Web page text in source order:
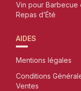
Vin pour Barbecue
Repas d’Été
AIDES
Mentions légales
Conditions
Ventes